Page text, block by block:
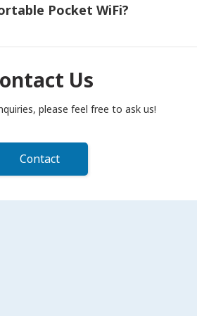
ugnayan agad sa amin—tutulungan ka
Pocket WiFi?
Us
please feel free to ask us!
Contact